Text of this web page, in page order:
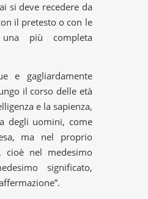
si deve recedere da
il pretesto o con le
più completa
e gagliardamente
il corso delle età
e la sapienza,
degli uomini, come
ma nel proprio
cioè nel medesimo
significato,